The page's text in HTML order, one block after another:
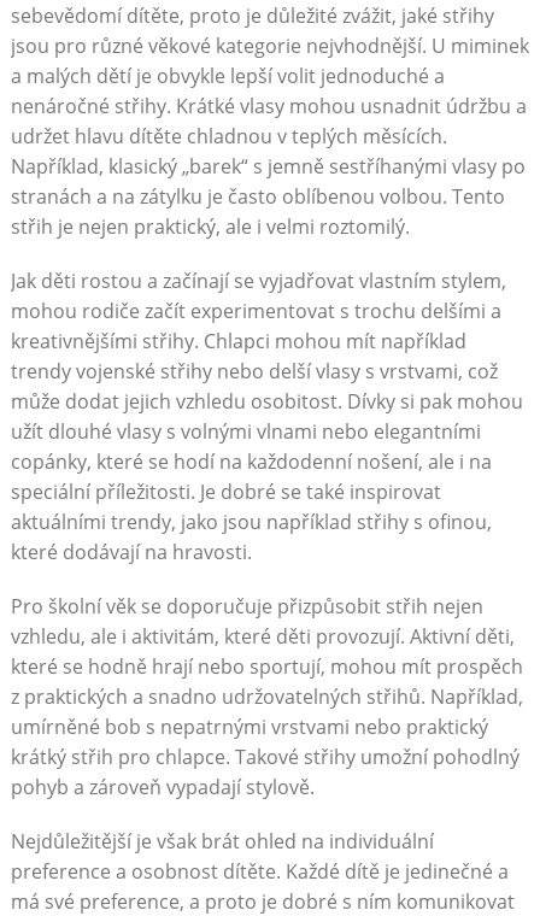
sebevědomí dítěte, proto je důležité zvážit, jaké střihy
jsou pro různé věkové kategorie nejvhodnější. U miminek
a malých dětí je obvykle lepší volit jednoduché a
nenáročné střihy. Krátké vlasy mohou usnadnit údržbu a
udržet hlavu dítěte chladnou v teplých měsících.
Například, klasický „barek“ s jemně sestříhanými vlasy po
stranách a na zátylku je často oblíbenou volbou. Tento
střih je nejen praktický, ale i velmi roztomilý.
Jak děti rostou a začínají se vyjadřovat vlastním stylem,
mohou rodiče začít experimentovat s trochu delšími a
kreativnějšími střihy. Chlapci mohou mít například
trendy vojenské střihy nebo delší vlasy s vrstvami, což
může dodat jejich vzhledu osobitost. Dívky si pak mohou
užít dlouhé vlasy s volnými vlnami nebo elegantními
copánky, které se hodí na každodenní nošení, ale i na
speciální příležitosti. Je dobré se také inspirovat
aktuálními trendy, jako jsou například střihy s ofinou,
které dodávají na hravosti.
Pro školní věk se doporučuje přizpůsobit střih nejen
vzhledu, ale i aktivitám, které děti provozují. Aktivní děti,
které se hodně hrají nebo sportují, mohou mít prospěch
z praktických a snadno udržovatelných střihů. Například,
umírněné bob s nepatrnými vrstvami nebo praktický
krátký střih pro chlapce. Takové střihy umožní pohodlný
pohyb a zároveň vypadají stylově.
Nejdůležitější je však brát ohled na individuální
preference a osobnost dítěte. Každé dítě je jedinečné a
má své preference, a proto je dobré s ním komunikovat